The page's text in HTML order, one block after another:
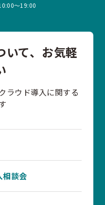
〜19:00
いて、お気軽
ラウド導入に関する
談会